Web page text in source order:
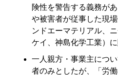
険性を警告する義務が
や被害者が従事した現
ンドエーマテリアル、
ケイ、神島化学工業）に
一人親方・事業主につ
者のみとしたが、「労